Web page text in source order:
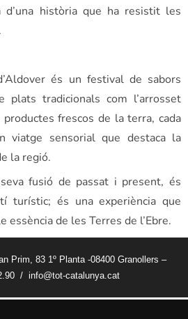
d’una història que ha resistit les
és un festival de sabors
plats tradicionals com l’arrosset
frescos de la terra, cada
viatge sensorial que destaca la
la regió.
fusió de passat i present, és
turístic; és una experiència que
essència de les Terres de l’Ebre.
Prim, 83 1º Planta -08400 Granollers –
/ info@tot-catalunya.cat